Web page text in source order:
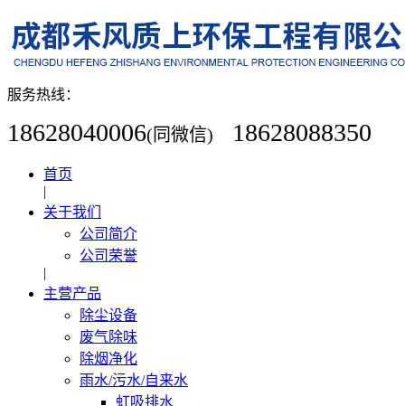
服务热线：
18628040006(同微信) 18628088350
首页
|
关于我们
公司简介
公司荣誉
|
主营产品
除尘设备
废气除味
除烟净化
雨水/污水/自来水
虹吸排水